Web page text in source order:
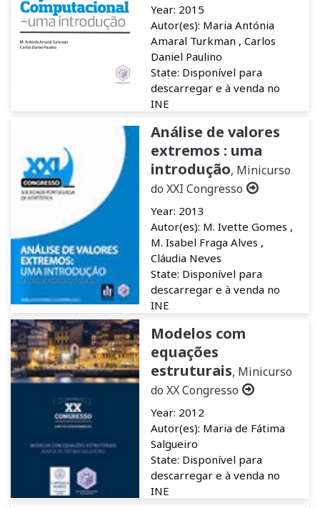
Year: 2015
Autor(es): Maria Antónia
Amaral Turkman , Carlos
Daniel Paulino
State: Disponível para
descarregar e à venda no
INE
Análise de valores
extremos : uma
introdução, Minicurso
do XXI Congresso
Year: 2013
Autor(es): M. Ivette Gomes ,
M. Isabel Fraga Alves ,
Cláudia Neves
State: Disponível para
descarregar e à venda no
INE
Modelos com
equações
estruturais, Minicurso
do XX Congresso
Year: 2012
Autor(es): Maria de Fátima
Salgueiro
State: Disponível para
descarregar e à venda no
INE